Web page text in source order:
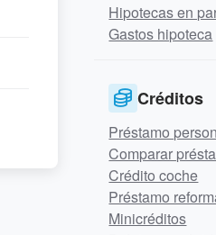
Hipotecas en
Gastos hipoteca
Créditos
Préstamo
Comparar
Crédito coche
Préstamo
Minicréditos